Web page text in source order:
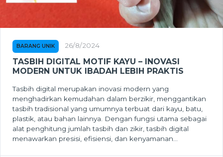
BARANG UNIK 26/8/2024
TASBIH DIGITAL MOTIF KAYU – INOVASI
MODERN UNTUK IBADAH LEBIH PRAKTIS
Tasbih digital merupakan inovasi modern yang
menghadirkan kemudahan dalam berzikir, menggantikan
tasbih tradisional yang umumnya terbuat dari kayu, batu,
plastik, atau bahan lainnya. Dengan fungsi utama sebagai
alat penghitung jumlah tasbih dan zikir, tasbih digital
menawarkan presisi, efisiensi, dan kenyamanan...